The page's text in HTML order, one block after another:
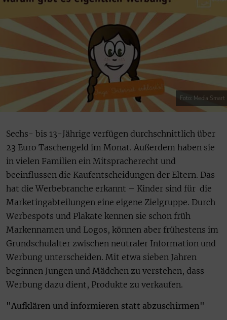
Foto: Media Smart
Sechs- bis 13-Jährige verfügen durchschnittlich über
23 Euro Taschengeld im Monat. Außerdem haben sie
in vielen Familien ein Mitspracherecht und
beeinflussen die Kaufentscheidungen der Eltern. Das
hat die Werbebranche erkannt – Kinder sind für die
Marketingabteilungen eine eigene Zielgruppe. Durch
Werbespots und Plakate kennen sie schon früh
Markennamen und Logos, können aber frühestens im
Grundschulalter zwischen neutraler Information und
Werbung unterscheiden. Mit etwa sieben Jahren
beginnen Jungen und Mädchen zu verstehen, dass
Werbung dazu dient, Produkte zu verkaufen.
"Aufklären und informieren statt abzuschirmen"